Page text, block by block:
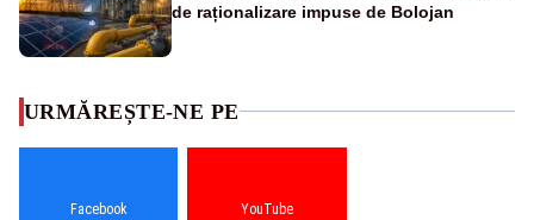
de raționalizare impuse de Bolojan
URMĂREȘTE-NE PE
Facebook YouTube